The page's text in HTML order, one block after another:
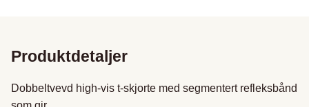
Produktdetaljer
Dobbeltvevd high-vis t-skjorte med segmentert refleksbånd